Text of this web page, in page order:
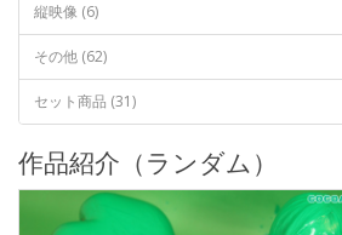
縦映像 (6)
その他 (62)
セット商品 (31)
作品紹介（ランダム）